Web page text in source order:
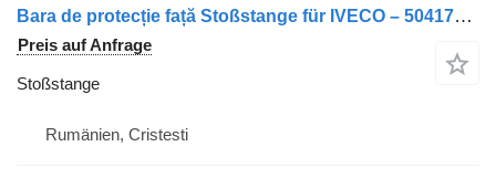
Bara de protecție față Stoßstange für IVECO – 504178391 (Uzată) LKW
Preis auf Anfrage
Stoßstange
Rumänien, Cristesti